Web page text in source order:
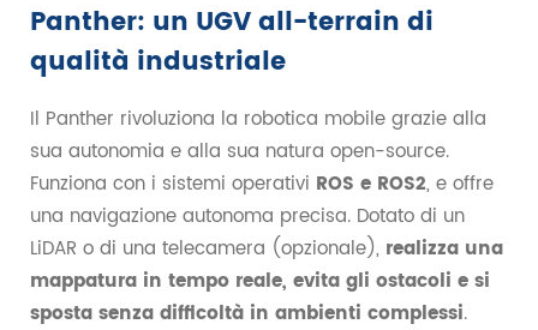
Panther: un UGV all-terrain di
qualità industriale
Il Panther rivoluziona la robotica mobile grazie alla
sua autonomia e alla sua natura open-source.
Funziona con i sistemi operativi ROS e ROS2, e offre
una navigazione autonoma precisa. Dotato di un
LiDAR o di una telecamera (opzionale), realizza una
mappatura in tempo reale, evita gli ostacoli e si
sposta senza difficoltà in ambienti complessi.